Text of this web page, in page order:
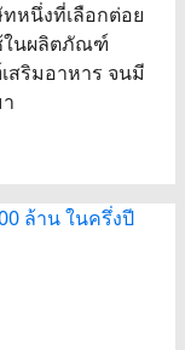
หนึ่งที่เลือกต่อย
ในผลิตภัณฑ์
สริมอาหาร จนมี